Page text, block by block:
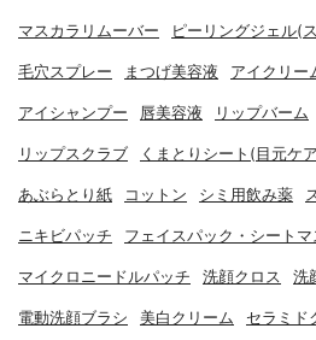
マスカラリムーバー ピーリングジェル(
毛穴スプレー まつげ美容液 アイクリー
アイシャンプー 唇美容液 リップバーム
リップスクラブ くまとりシート(目元ケ
あぶらとり紙 コットン シミ用飲み薬
ニキビパッチ フェイスパック・シートマ
マイクロニードルパッチ 洗顔クロス 洗
電動洗顔ブラシ 美白クリーム セラミド